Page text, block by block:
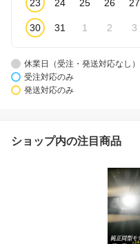
23 24 25 26 27
30 31 1 2 3
休業日（受注・発送対応なし）
受注対応のみ
発送対応のみ
ショップ内の注目商品